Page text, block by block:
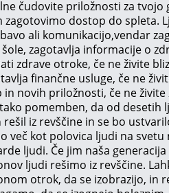
čudovite priložnosti za tvojo
zagotovimo dostop do spleta.
ali komunikacijo,vendar
zagotavlja informacije o
zdrave otroke, če ne živite
finančne usluge, če ne
in novih priložnosti, če ne
pomemben, da od desetih
rešil iz revščine in se bo
več kot polovica ljudi na
ljudi. Če jim naša
ljudi rešimo iz revščine.
otrok, da se izobrazijo, in